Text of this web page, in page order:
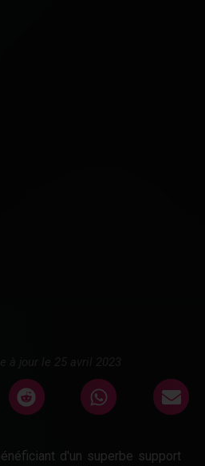
d'un superbe support